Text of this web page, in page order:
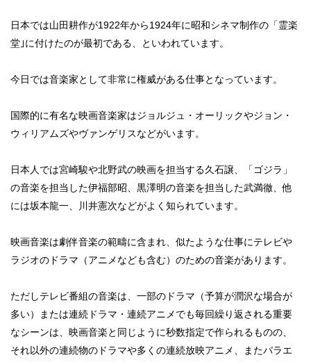
日本では山田耕作が1922年から1924年に昭和シネマ制作の「霊楽
堂｣に付けたのが最初である、といわれています。
今日では音楽家として非常に権威がある仕事となっています。
国際的に有名な映画音楽家はジョルジュ・オーリックやジョン・
ウィリアムズやヴァンゲリスなどがいます。
日本人では宮崎駿や北野武の映画を担当する久石譲、「ゴジラ」
の音楽を担当した伊福部昭、黒澤明の音楽を担当した武満徹、他
には坂本龍一、川井憲次などがよく知られています。
映画音楽は劇伴音楽の範疇に含まれ、似たような仕事にテレビや
ラジオのドラマ（アニメなども含む）のための音楽があります。
ただしテレビ番組の音楽は、一部のドラマ（予算が潤沢な場合が
多い）または連続ドラマ・連続アニメでも毎回繰り返される重要
なシーンは、映画音楽と同じように秒数指定で作られるものの、
それ以外の連続物のドラマや多くの連続放映アニメ、またバラエ